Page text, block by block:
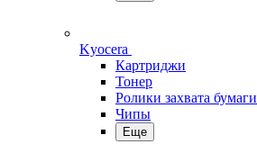
Kyocera
Картриджи
Тонер
Ролики захвата бумаги
Чипы
Еще